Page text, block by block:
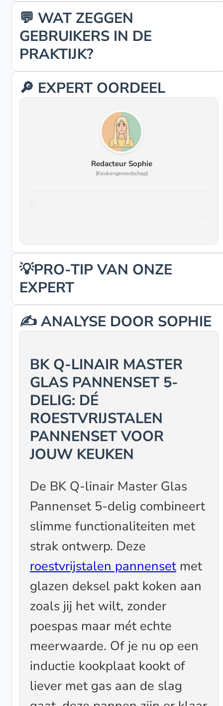
💬 WAT ZEGGEN
GEBRUIKERS IN DE
PRAKTIJK?
🔎 EXPERT OORDEEL
Redacteur Sophie
(Keukengereedschap)
💡PRO-TIP VAN ONZE
EXPERT
✍️ ANALYSE DOOR SOPHIE
BK Q-LINAIR MASTER
GLAS PANNENSET 5-
DELIG: DÉ
ROESTVRIJSTALEN
PANNENSET VOOR
JOUW KEUKEN
De BK Q-linair Master Glas
Pannenset 5-delig combineert
slimme functionaliteiten met
strak ontwerp. Deze
roestvrijstalen pannenset met
glazen deksel pakt koken aan
zoals jij het wilt, zonder
poespas maar mét echte
meerwaarde. Of je nu op een
inductie kookplaat kookt of
liever met gas aan de slag